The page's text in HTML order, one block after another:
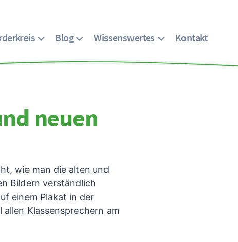
Blog Wissenswertes Kontakt
neuen
wie man die alten und
Bildern verständlich
einem Plakat in der
Klassensprechern am